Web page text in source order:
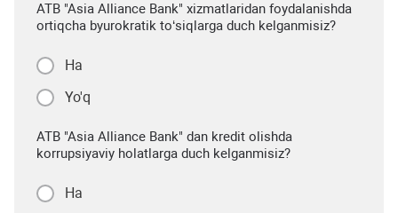
ATB "Asia Alliance Bank" xizmatlaridan foydalanishda
ortiqcha byurokratik to‘siqlarga duch kelganmisiz?
Ha
Yo'q
ATB "Asia Alliance Bank" dan kredit olishda
korrupsiyaviy holatlarga duch kelganmisiz?
Ha